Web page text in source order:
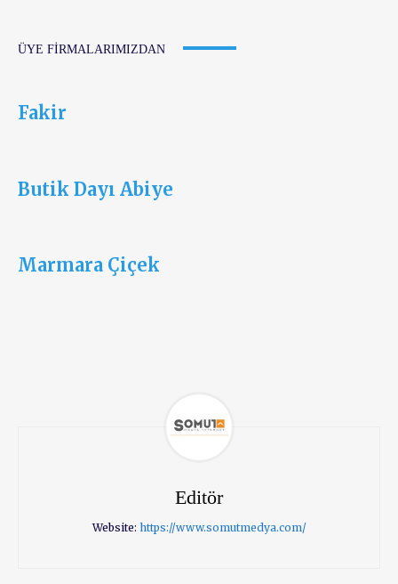
ÜYE FIRMALARIMIZDAN
Fakir
Butik Dayı Abiye
Marmara Çiçek
Editör
Website: https://www.somutmedya.com/